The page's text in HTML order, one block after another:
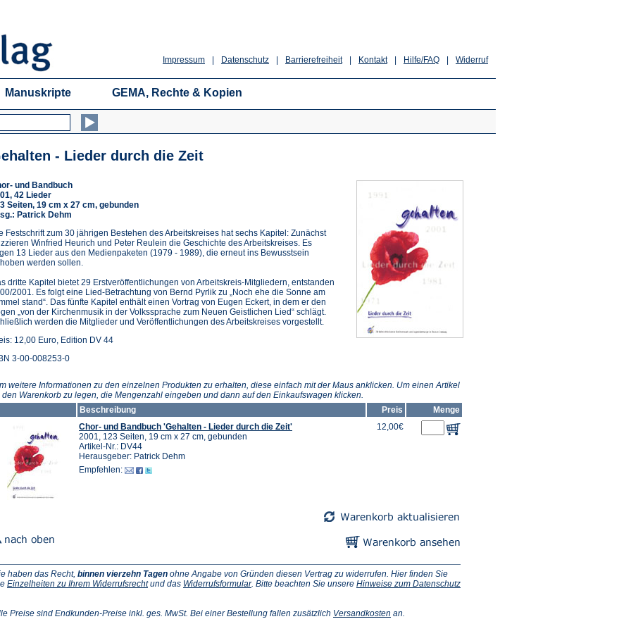
Widerruf
Hilfe/FAQ
Kontakt
Barrierefreiheit
Datenschutz
Impressum
Manuskripte GEMA, Rechte & Kopien
- Lieder durch die Zeit
und Bandbuch
42 Lieder
Seiten, 19 cm x 27 cm, gebunden
Patrick Dehm
Festschrift zum 30 jährigen Bestehen des Arbeitskreises hat sechs Kapitel: Zunächst
Winfried Heurich und Peter Reulein die Geschichte des Arbeitskreises. Es
13 Lieder aus den Medienpaketen (1979 - 1989), die erneut ins Bewusstsein
werden sollen.
dritte Kapitel bietet 29 Erstveröffentlichungen von Arbeitskreis-Mitgliedern, entstanden
2001. Es folgt eine Lied-Betrachtung von Bernd Pyrlik zu „Noch ehe die Sonne am
stand“. Das fünfte Kapitel enthält einen Vortrag von Eugen Eckert, in dem er den
„von der Kirchenmusik in der Volkssprache zum Neuen Geistlichen Lied“ schlägt.
werden die Mitglieder und Veröffentlichungen des Arbeitskreises vorgestellt.
12,00 Euro, Edition DV 44
3-00-008253-0
weitere Informationen zu den einzelnen Produkten zu erhalten, diese einfach mit der Maus anklicken. Um einen Artikel
den Warenkorb zu legen, die Mengenzahl eingeben und dann auf den Einkaufswagen klicken.
Beschreibung
Preis
Menge
Chor- und Bandbuch 'Gehalten - Lieder durch die Zeit'
2001, 123 Seiten, 19 cm x 27 cm, gebunden
Artikel-Nr.: DV44
Herausgeber: Patrick Dehm
Empfehlen:
12,00€
haben das Recht, binnen vierzehn Tagen ohne Angabe von Gründen diesen Vertrag zu widerrufen. Hier finden Sie
Einzelheiten zu Ihrem Widerrufsrecht(Öffnet
neuen
und das Widerrufsformular(Öffnet
neuen
. Bitte beachten Sie unsere Hinweise zum Datenschutz
Preise sind Endkunden-Preise inkl. ges. MwSt. Bei einer Bestellung fallen zusätzlich Versandkosten (Öffnet
an.